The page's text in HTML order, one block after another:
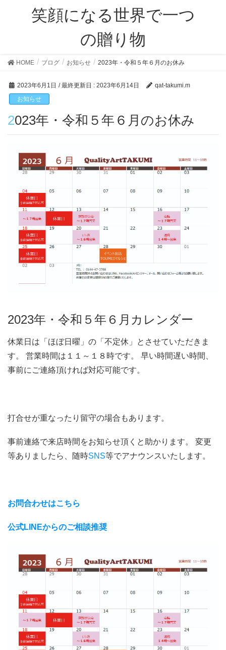
笑顔になる世界で一つ
の贈り物
HOME ブログ お知らせ 2023年・令和５年６月のお休み
2023年6月1日 / 最終更新日 : 2023年6月14日
qat-takumi.m
お知らせ
2023年・令和５年６月のお休み
2023年・令和５年６月カレンダー
休業日は「ほぼ日曜」の「不定休」とさせていただきま
す。 営業時間は１１～１８時です。 早い時間遅い時間、
事前にご連絡頂ければ対応可能です。
打合せが重なったり留守の場合もあります。
事前連絡で来店時間をお知らせ頂くと助かります。 変更
等ありましたら、随時SNS等でアナウンスいたします。
お問合わせはこちら
公式LINEからのご相談推奨